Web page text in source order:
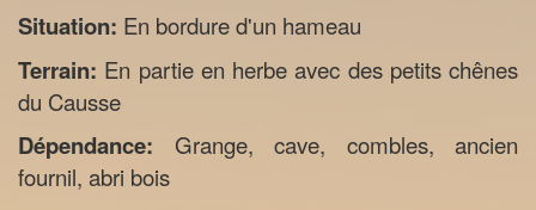
Situation: En bordure d'un hameau
Terrain: En partie en herbe avec des petits chênes
du Causse
Dépendance: Grange, cave, combles, ancien
fournil, abri bois